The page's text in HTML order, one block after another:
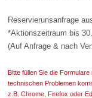
Reservierunsanfrage
*Aktionszeitraum bis
(Auf Anfrage & nach
Bitte füllen Sie die
technischen Problemen
z.B. Chrome, Firefox oder